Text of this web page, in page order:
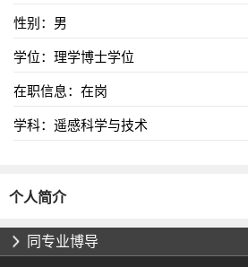
性别：男
学位：理学博士学位
在职信息：在岗
学科：遥感科学与技术
个人简介
同专业博导